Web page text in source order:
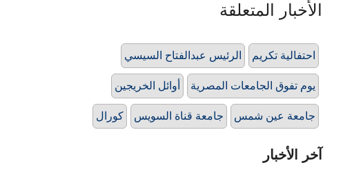
الأخبار المتعلقة
الرئيس عبدالفتاح السيسي احتفالية تكريم
أوائل الخريجين يوم تفوق الجامعات المصرية
كورال جامعة قناة السويس جامعة عين شمس
آخر الأخبار